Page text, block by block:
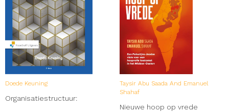
Doede Keuning
Organisatiestructuur:
Taysir Abu Saada And Emanuel
Shahaf
Nieuwe hoop op vrede